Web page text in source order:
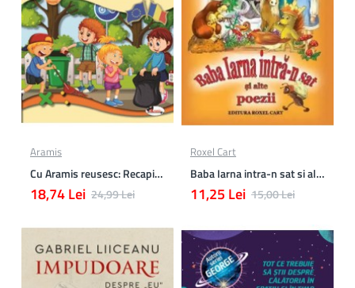
Aramis
Cu Aramis reusesc: Recapitulare si evaluare - Clasa a 4-a (Matematica, Stiinte ale naturii si Educatie civica)
18,74 Lei 24,99 Lei
Roxel Cart
Baba Iarna intra-n sat si alte poezii
11,25 Lei 15,00 Lei